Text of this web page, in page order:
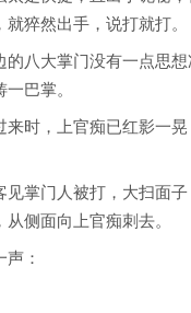
猝然出手，说打就打。
的八大掌门没有一点思
巴掌。
来时，上官痴已红影一
见掌门人被打，大扫面
侧面向上官痴刺去。
：